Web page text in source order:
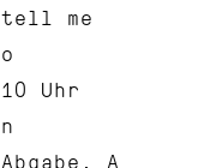
me
Uhr
A